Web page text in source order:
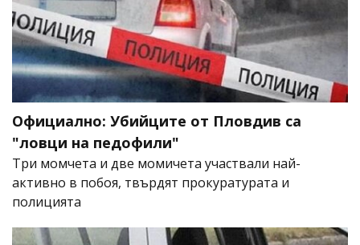
Официално: Убийците от Пловдив са
"ловци на педофили"
Три момчета и две момичета участвали най-
активно в побоя, твърдят прокуратурата и
полицията